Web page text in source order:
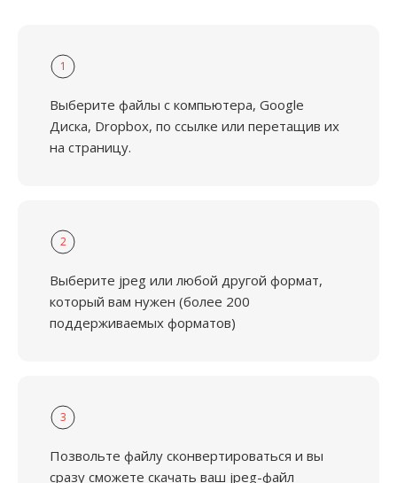
1
Выберите файлы с компьютера, Google
Диска, Dropbox, по ссылке или перетащив их
на страницу.
2
Выберите jpeg или любой другой формат,
который вам нужен (более 200
поддерживаемых форматов)
3
Позвольте файлу сконвертироваться и вы
сразу сможете скачать ваш jpeg-файл